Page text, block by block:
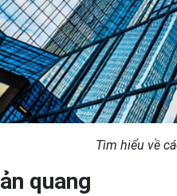
Tìm hiểu về
quang